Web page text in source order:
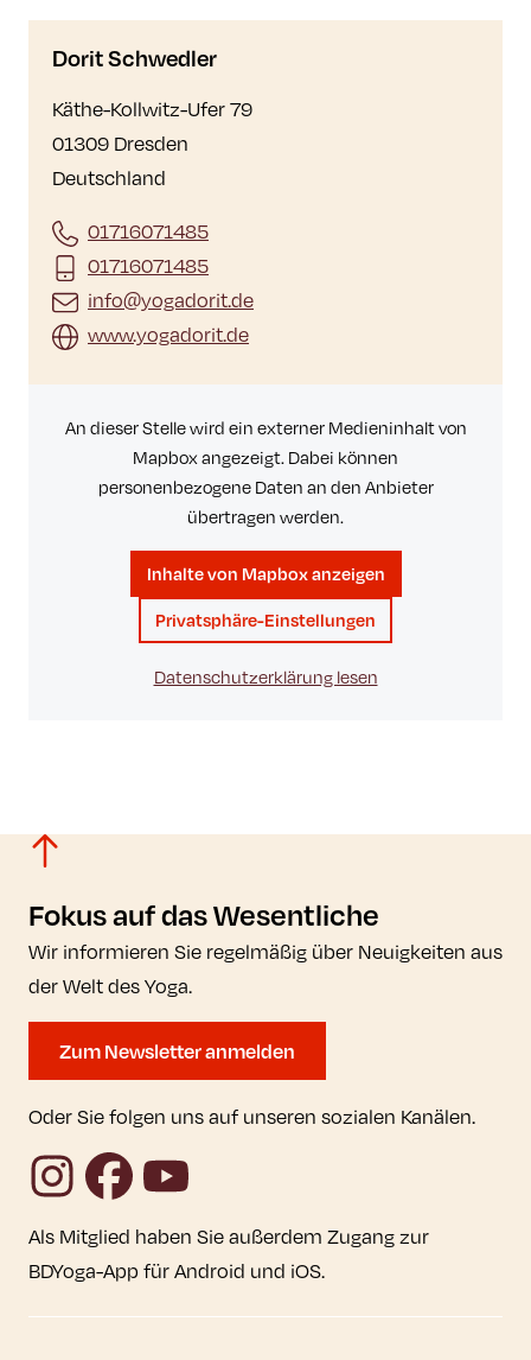
Dorit Schwedler
Käthe-Kollwitz-Ufer 79
01309 Dresden
Deutschland
01716071485
01716071485
info@yogadorit.de
www.yogadorit.de
An dieser Stelle wird ein externer Medieninhalt von
Mapbox angezeigt. Dabei können
personenbezogene Daten an den Anbieter
übertragen werden.
Inhalte von Mapbox anzeigen
Privatsphäre-Einstellungen
Datenschutzerklärung lesen
Fokus auf das Wesentliche
Wir informieren Sie regelmäßig über Neuigkeiten aus
der Welt des Yoga.
Zum Newsletter anmelden
Oder Sie folgen uns auf unseren sozialen Kanälen.
InstagramFacebookYouTube
Als Mitglied haben Sie außerdem Zugang zur
BDYoga-App für Android und iOS.